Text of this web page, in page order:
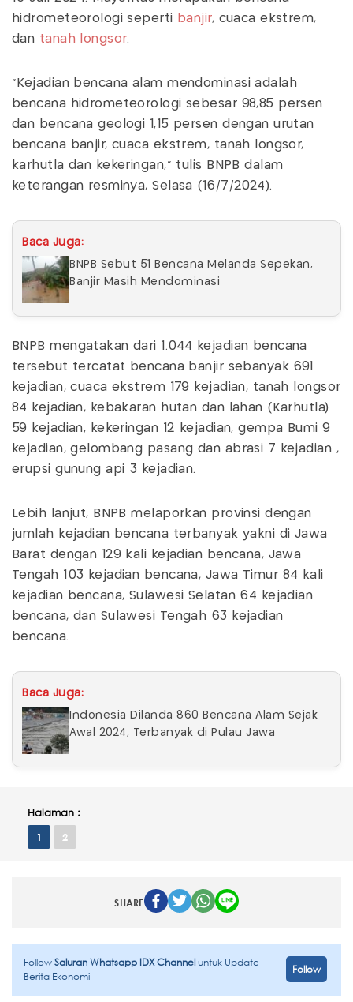
hidrometeorologi seperti banjir, cuaca ekstrem,
dan tanah longsor.
“Kejadian bencana alam mendominasi adalah
bencana hidrometeorologi sebesar 98,85 persen
dan bencana geologi 1,15 persen dengan urutan
bencana banjir, cuaca ekstrem, tanah longsor,
karhutla dan kekeringan,” tulis BNPB dalam
keterangan resminya, Selasa (16/7/2024).
Baca Juga:
BNPB Sebut 51 Bencana Melanda Sepekan,
Banjir Masih Mendominasi
BNPB mengatakan dari 1.044 kejadian bencana
tersebut tercatat bencana banjir sebanyak 691
kejadian, cuaca ekstrem 179 kejadian, tanah longsor
84 kejadian, kebakaran hutan dan lahan (Karhutla)
59 kejadian, kekeringan 12 kejadian, gempa Bumi 9
kejadian, gelombang pasang dan abrasi 7 kejadian ,
erupsi gunung api 3 kejadian.
Lebih lanjut, BNPB melaporkan provinsi dengan
jumlah kejadian bencana terbanyak yakni di Jawa
Barat dengan 129 kali kejadian bencana, Jawa
Tengah 103 kejadian bencana, Jawa Timur 84 kali
kejadian bencana, Sulawesi Selatan 64 kejadian
bencana, dan Sulawesi Tengah 63 kejadian
bencana.
Baca Juga:
Indonesia Dilanda 860 Bencana Alam Sejak
Awal 2024, Terbanyak di Pulau Jawa
Halaman :
1 2
SHARE
FollowSaluran Whatsapp IDX Channeluntuk Update
Berita Ekonomi
Follow